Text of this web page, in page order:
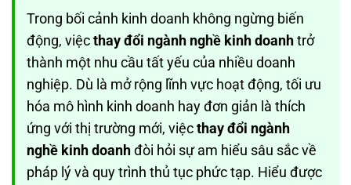
Trong bối cảnh kinh doanh không ngừng biến
động, việcthay đổi ngành nghề kinh doanhtrở
thành một nhu cầu tất yếu của nhiều doanh
nghiệp. Dù là mở rộng lĩnh vực hoạt động, tối ưu
hóa mô hình kinh doanh hay đơn giản là thích
ứng với thị trường mới, việcthay đổi ngành
nghề kinh doanhđòi hỏi sự am hiểu sâu sắc về
pháp lý và quy trình thủ tục phức tạp. Hiểu được